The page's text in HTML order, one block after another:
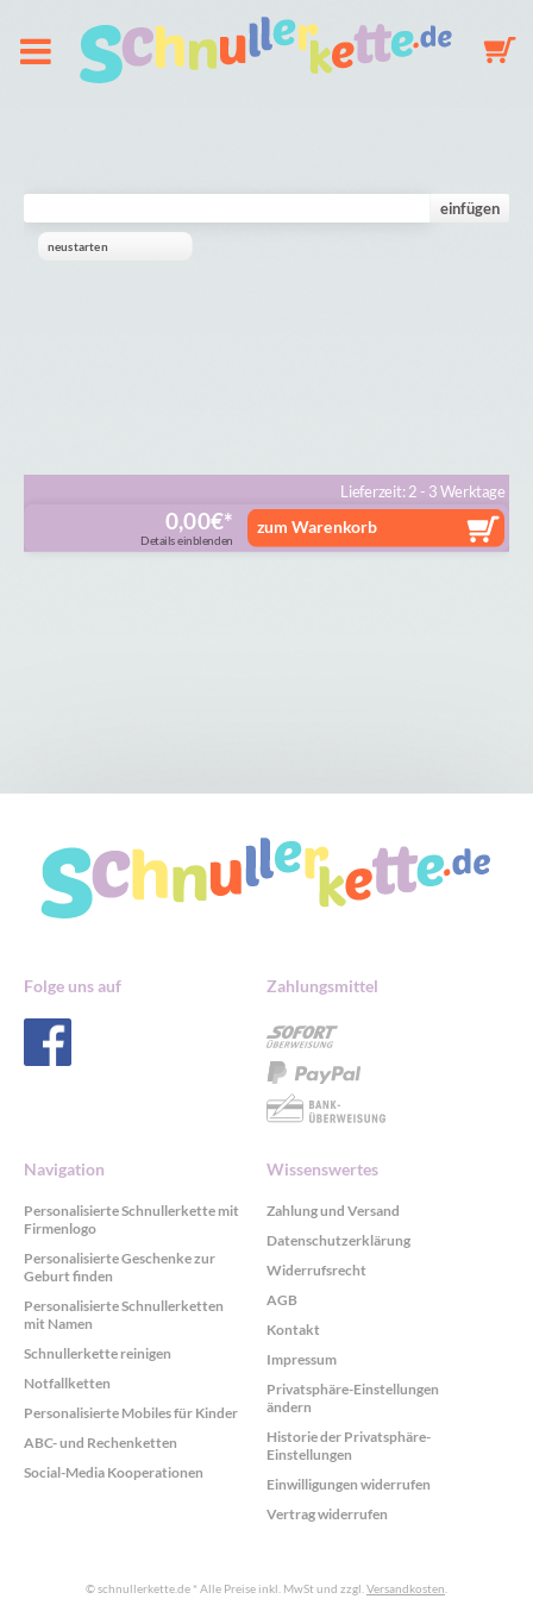
einfügen
neustarten
Lieferzeit: 2 - 3 Werktage
0,00€
Details einblenden
zum Warenkorb
Folge uns auf Zahlungsmittel
Navigation
Personalisierte Schnullerkette mit
Firmenlogo
Personalisierte Geschenke zur
Geburt finden
Personalisierte Schnullerketten
mit Namen
Schnullerkette reinigen
Notfallketten
Personalisierte Mobiles für Kinder
ABC- und Rechenketten
Social-Media Kooperationen
Wissenswertes
Zahlung und Versand
Datenschutzerklärung
Widerrufsrecht
AGB
Kontakt
Impressum
Privatsphäre-Einstellungen
ändern
Historie der Privatsphäre-
Einstellungen
Einwilligungen widerrufen
Vertrag widerrufen
© schnullerkette.de * Alle Preise inkl. MwSt und zzgl. Versandkosten